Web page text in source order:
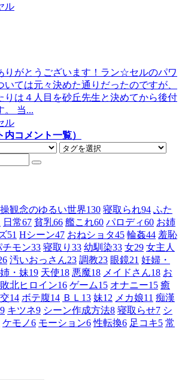
ル
りがとうございます！ラン☆セルのパワ
ては元々決めた通りだったのですが、
りは４人目を砂丘先生と決めてから後付
。 当...
ル
コメント一覧）
観念のゆるい世界130 寝取られ94 ふた
日常67 貧乳66 艦これ60 パロディ60 お姉
51 Hシーン47 おねショタ45 輪姦44 羞恥
チモン33 寝取り 33 幼馴染33 女29 女主人
汚いおっさん23 調教23 眼鏡21 妊婦・
姉・妹19 天使18 悪魔18 メイドさん18 お
敗北ヒロイン16 ゲーム15 オナニー15 癒
14 ボテ腹14 ＢＬ 13 妹12 メカ娘11 痴漢
9 キツネ9 シーン作成方法8 寝取らせ7 シ
ケモノ6 モーション6 性転換6 足コキ5 常